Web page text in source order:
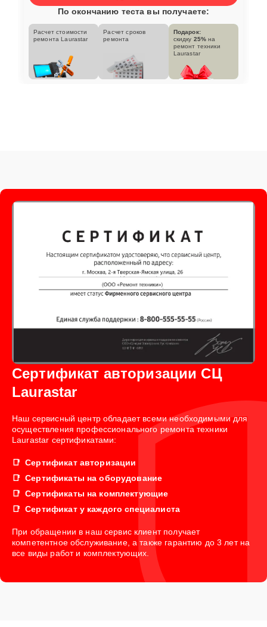
По окончанию теста вы получаете:
Расчет стоимости
ремонта Laurastar
Расчет сроков
ремонта
Подарок:
скидку 25% на
ремонт техники
Laurastar
Сертификат авторизации СЦ
Laurastar
Наш сервисный центр обладает всеми необходимыми для
осуществления профессионального ремонта техники
Laurastar сертификатами:
Сертификат авторизации
Сертификаты на оборудование
Сертификаты на комплектующие
Сертификат у каждого специалиста
При обращении в наш сервис клиент получает
компетентное обслуживание, а также гарантию до 3 лет на
все виды работ и комплектующих.